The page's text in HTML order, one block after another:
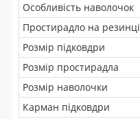
Особливість наволочок
Простирадло на резинці
Розмір підковдри
Розмір простирадла
Розмір наволочки
Карман підковдри